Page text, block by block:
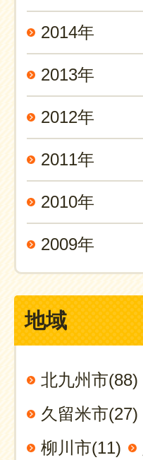
2014年
2013年
2012年
2011年
2010年
2009年
地域
北九州市(88)
久留米市(27)
柳川市(11)